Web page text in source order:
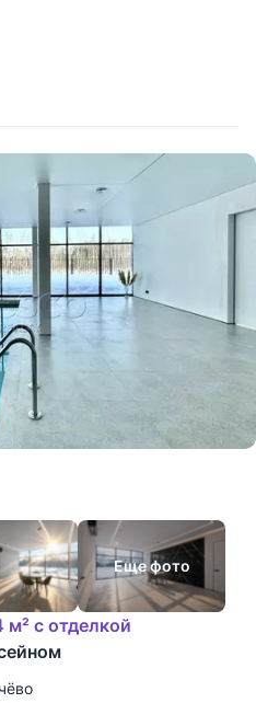
Еще фото
с отделкой